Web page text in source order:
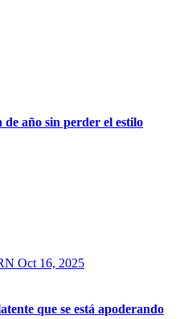
año sin perder el estilo
Oct 16, 2025
que se está apoderando